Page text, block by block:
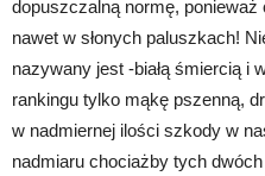
dopuszczalną normę,
nawet w słonych paluszkach!
nazywany jest -białą śmiercią i
rankingu tylko mąkę pszenną,
w nadmiernej ilości szkody w
nadmiaru chociażby tych